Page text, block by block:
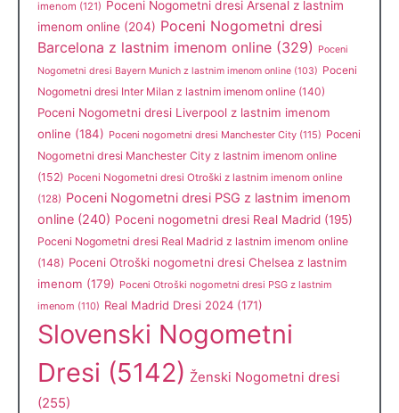
imenom (121) Poceni Nogometni dresi Arsenal z lastnim
imenom online (204) Poceni Nogometni dresi
Barcelona z lastnim imenom online (329)
Poceni
Nogometni dresi Bayern Munich z lastnim imenom online (103) Poceni
Nogometni dresi Inter Milan z lastnim imenom online (140)
Poceni Nogometni dresi Liverpool z lastnim imenom
online (184) Poceni nogometni dresi Manchester City (115) Poceni
Nogometni dresi Manchester City z lastnim imenom online
(152) Poceni Nogometni dresi Otroški z lastnim imenom online
(128) Poceni Nogometni dresi PSG z lastnim imenom
online (240) Poceni nogometni dresi Real Madrid (195)
Poceni Nogometni dresi Real Madrid z lastnim imenom online
(148) Poceni Otroški nogometni dresi Chelsea z lastnim
imenom (179) Poceni Otroški nogometni dresi PSG z lastnim
imenom (110) Real Madrid Dresi 2024 (171)
Slovenski Nogometni
Dresi (5142) Ženski Nogometni dresi
(255)